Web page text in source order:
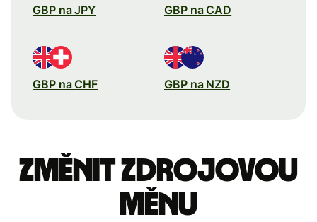
GBP na JPY GBP na CAD
GBP na CHF GBP na NZD
Změnit zdrojovou
měnu